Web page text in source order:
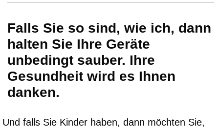
Falls Sie so sind, wie ich, dann
halten Sie Ihre Geräte
unbedingt sauber. Ihre
Gesundheit wird es Ihnen
danken.
Und falls Sie Kinder haben, dann möchten Sie,